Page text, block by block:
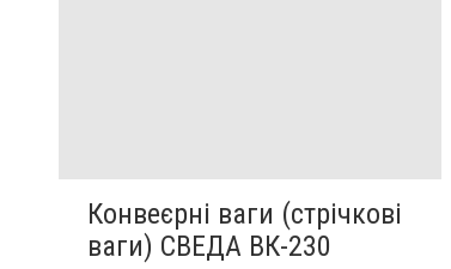
Конвеєрні ваги (стрічкові
ваги) СВЕДА ВК-230